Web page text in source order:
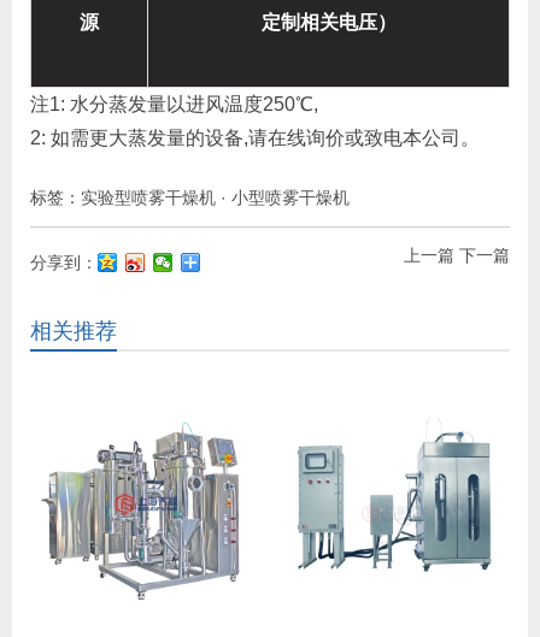
源
定制相关电压）
注1: 水分蒸发量以进风温度250℃,
2: 如需更大蒸发量的设备,请在线询价或致电本公司。
标签： 实验型喷雾干燥机 · 小型喷雾干燥机
上一篇 下一篇
分享到：
相关推荐